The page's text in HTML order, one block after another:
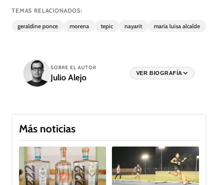
TEMAS RELACIONADOS:
geraldine ponce morena tepic nayarit maria luisa alcalde
SOBRE EL AUTOR
Julio Alejo VER BIOGRAFÍA
Más noticias